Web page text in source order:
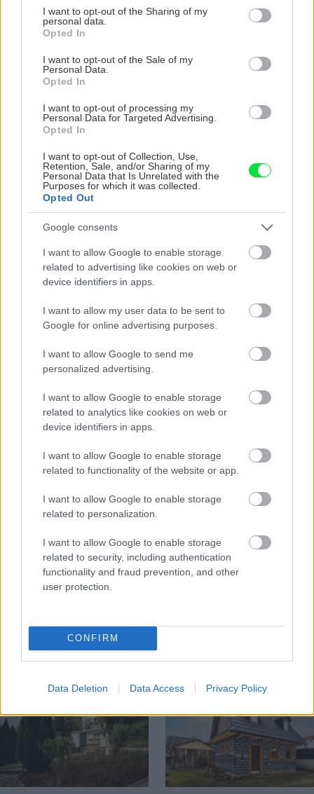
not limited to your visit or usage behaviour. You may click to
grant or deny consent to Google and its third-party tags to
use your data for below specified purposes in below Google
consent section.
I want to opt-out of the Sharing of my
personal data.
Opted In
I want to opt-out of the Sale of my
Personal Data.
Opted In
I want to opt-out of processing my
Personal Data for Targeted Advertising.
Opted In
I want to opt-out of Collection, Use,
Retention, Sale, and/or Sharing of my
Personal Data that Is Unrelated with the
Purposes for which it was collected.
Opted Out
Google consents
I want to allow Google to enable storage
related to advertising like cookies on web or
device identifiers in apps.
I want to allow my user data to be sent to
Google for online advertising purposes.
I want to allow Google to send me
personalized advertising.
I want to allow Google to enable storage
related to analytics like cookies on web or
device identifiers in apps.
I want to allow Google to enable storage
related to functionality of the website or app.
I want to allow Google to enable storage
related to personalization.
I want to allow Google to enable storage
related to security, including authentication
functionality and fraud prevention, and other
user protection.
CONFIRM
Data Deletion Data Access Privacy Policy
Chcete dominantu interiéru,
ktorá pritiahne pohľady?
Vyrobte si takéto masívne
potrubia v
ako to vyriešiť
ZÁHRADA
Trvalky, ktoré znesú
sucho a teplo? Tieto
vysaďte na miesta, na
ktoré slnko svieti celý
Nemusí to byť len
levanduľa! 7 fialových
vašu záhradu
Môže aspirín zachrániť
ochabnuté izbové
rastliny? Pravda vás
Júlový reštart uhoriek
nakladačiek: Ako ich
CHALUPA